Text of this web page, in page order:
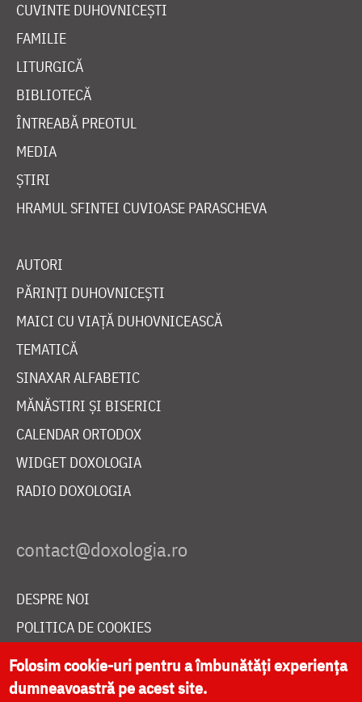
CUVINTE DUHOVNICEȘTI
FAMILIE
LITURGICĂ
BIBLIOTECĂ
ÎNTREABĂ PREOTUL
MEDIA
ȘTIRI
HRAMUL SFINTEI CUVIOASE PARASCHEVA
AUTORI
PĂRINȚI DUHOVNICEȘTI
MAICI CU VIAȚĂ DUHOVNICEASCĂ
TEMATICĂ
SINAXAR ALFABETIC
MĂNĂSTIRI ȘI BISERICI
CALENDAR ORTODOX
WIDGET DOXOLOGIA
RADIO DOXOLOGIA
DESPRE NOI
POLITICA DE COOKIES
DONEAZĂ ONLINE PENTRU CATEDRALA NAȚIONALĂ
Folosim cookie-uri pentru a îmbunătăți experiența
dumneavoastră pe acest site.